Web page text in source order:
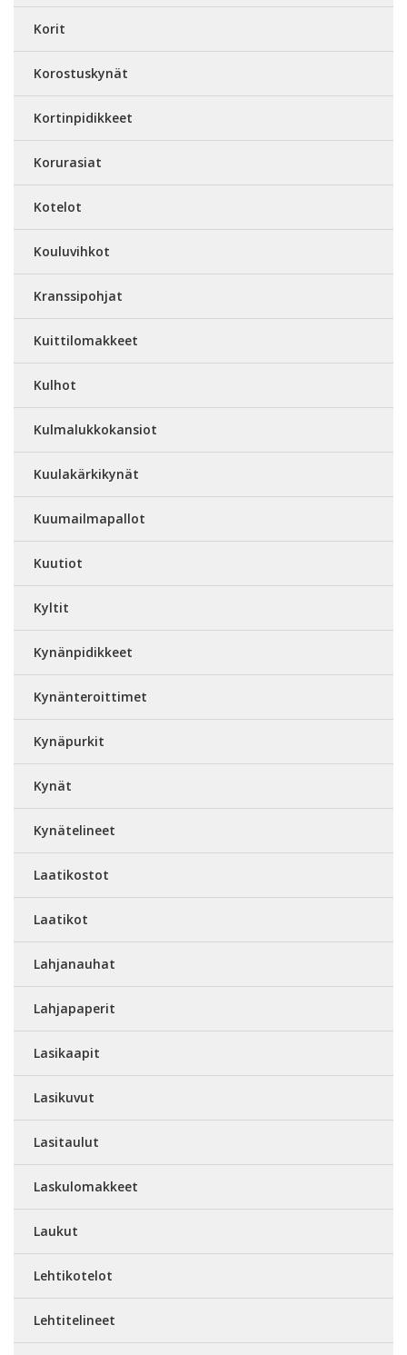
Korit
Korostuskynät
Kortinpidikkeet
Korurasiat
Kotelot
Kouluvihkot
Kranssipohjat
Kuittilomakkeet
Kulhot
Kulmalukkokansiot
Kuulakärkikynät
Kuumailmapallot
Kuutiot
Kyltit
Kynänpidikkeet
Kynänteroittimet
Kynäpurkit
Kynät
Kynätelineet
Laatikostot
Laatikot
Lahjanauhat
Lahjapaperit
Lasikaapit
Lasikuvut
Lasitaulut
Laskulomakkeet
Laukut
Lehtikotelot
Lehtitelineet